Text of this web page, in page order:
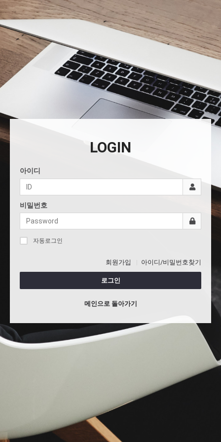
LOGIN
아이디
비밀번호
자동로그인
회원가입 아이디/비밀번호찾기
로그인
메인으로 돌아가기